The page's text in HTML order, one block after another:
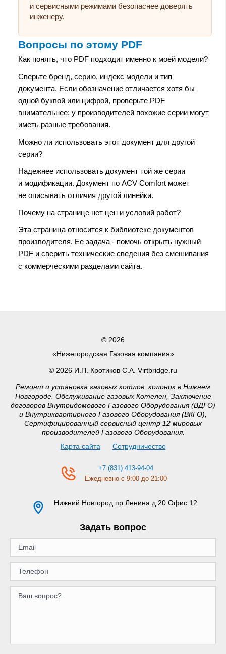
и сервисными режимами безопаснее доверять
инженеру.
Вопросы по этому PDF
Как понять, что PDF подходит именно к моей модели?
Сверьте бренд, серию, индекс модели и тип
документа. Если обозначение отличается хотя бы
одной буквой или цифрой, проверьте PDF
внимательнее: у производителей похожие серии могут
иметь разные требования.
Можно ли использовать этот документ для другой
серии?
Надежнее использовать документ той же серии
и модификации. Документ по ACV Comfort может
не описывать отличия другой линейки.
Почему на странице нет цен и условий работ?
Эта страница относится к библиотеке документов
производителя. Ее задача - помочь открыть нужный
PDF и сверить технические сведения без смешивания
с коммерческими разделами сайта.
© 2026
«Нижегородская Газовая компания»
© 2026 И.П. Кротиков С.А. Virtbridge.ru
Ремонт и установка газовых котлов, колонок в Нижнем
Новгороде. Обслуживание газовых Котелен, Заключение
договоров Внутридомового Газового Оборудования (ВДГО)
и Внутриквартирного Газового Оборудования (ВКГО),
Сертифицированный сервисный центр 12 мировых
производителей Газового Оборудования.
Карта сайта
Сотрудничество
+7 (831) 413-94-04
Ежедневно с 9:00 до 21:00
Нижний Новгород пр.Ленина д.20 Офис 12
Задать вопрос